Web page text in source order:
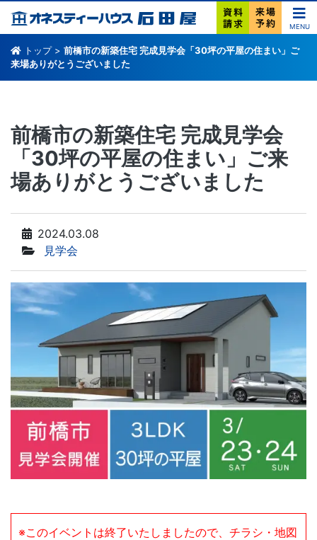
MENU
トップ> 前橋市の新築住宅 完成見学会「30坪の平屋の住まい」ご
来場ありがとうございました
前橋市の新築住宅 完成見学会
「30坪の平屋の住まい」ご来
場ありがとうございました
2024.03.08
見学会
※このイベントは終了いたしましたので、チラシ・地図